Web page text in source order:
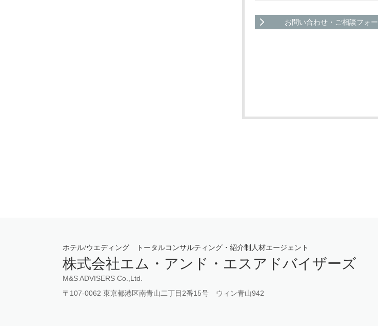
お問い合わせ・ご相談フォ
ホテル/ウエディング トータルコンサルティング・紹介制人材エージェント
株式会社エム・アンド・エスアドバイザーズ
M&S ADVISERS Co.,Ltd.
〒107-0062 東京都港区南青山二丁目2番15号 ウィン青山942